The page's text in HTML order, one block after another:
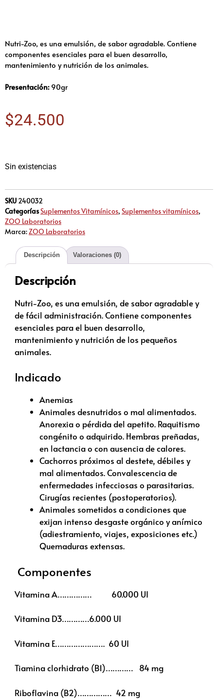
Nutri-Zoo, es una emulsión, de sabor agradable. Contiene
componentes esenciales para el buen desarrollo,
mantenimiento y nutrición de los animales.
Presentación:90gr
$24.500
Sin existencias
SKU 240032
CategoríasSuplementos Vitamínicos, Suplementos vitamínicos,
ZOO Laboratorios
Marca:ZOO Laboratorios
Descripción Valoraciones (0)
Descripción
Nutri-Zoo, es una emulsión, de sabor agradable y
de fácil administración. Contiene componentes
esenciales para el buen desarrollo,
mantenimiento y nutrición de los pequeños
animales.
Indicado
Anemias
Animales desnutridos o mal alimentados.
Anorexia o pérdida del apetito. Raquitismo
congénito o adquirido. Hembras preñadas,
en lactancia o con ausencia de calores.
Cachorros próximos al destete, débiles y
mal alimentados. Convalescencia de
enfermedades infecciosas o parasitarias.
Cirugías recientes (postoperatorios).
Animales sometidos a condiciones que
exijan intenso desgaste orgánico y anímico
(adiestramiento, viajes, exposiciones etc.)
Quemaduras extensas.
Componentes
Vitamina A…………… 60.000 UI
Vitamina D3…………6.000 UI
Vitamina E…………………. 60 UI
Tiamina clorhidrato (B1)………… 84 mg
Riboflavina (B2)…………… 42 mg